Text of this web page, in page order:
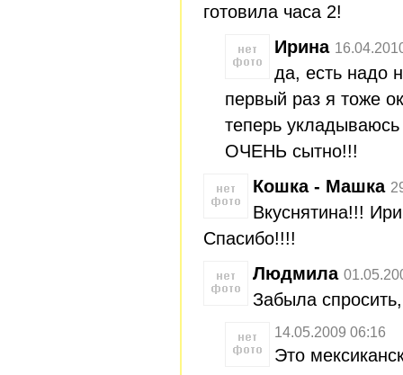
готовила часа 2!
Ирина
да, есть надо
первый раз я тоже
теперь
ОЧЕНЬ сытно!!!
Кошка - Машка
Вкуснятина!!!
Спасибо!!!!
Людмила
Забыла
14.05.2009 06:16
Это